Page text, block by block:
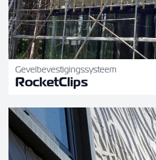
Gevelbevestigingssysteem
RocketClips